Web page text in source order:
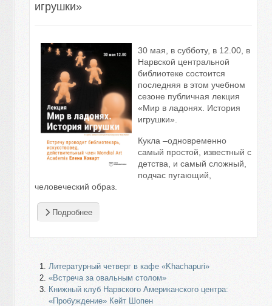
игрушки»
30 мая, в субботу, в 12.00, в
Нарвской центральной
библиотеке состоится
последняя в этом учебном
сезоне публичная лекция
«Мир в ладонях. История
игрушки».
Кукла –одновременно
самый простой, известный с
детства, и самый сложный,
подчас пугающий,
человеческий образ.
Подробнее
Литературный четверг в кафе «Khachapuri»
«Встреча за овальным столом»
Книжный клуб Нарвского Американского центра:
«Пробуждение» Кейт Шопен